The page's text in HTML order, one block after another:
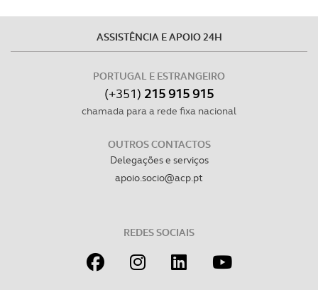
ASSISTÊNCIA E APOIO 24H
PORTUGAL E ESTRANGEIRO
(+351) 215 915 915
chamada para a rede fixa nacional
OUTROS CONTACTOS
Delegações e serviços
apoio.socio@acp.pt
REDES SOCIAIS